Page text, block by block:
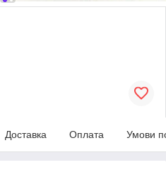
Доставка Оплата Умови